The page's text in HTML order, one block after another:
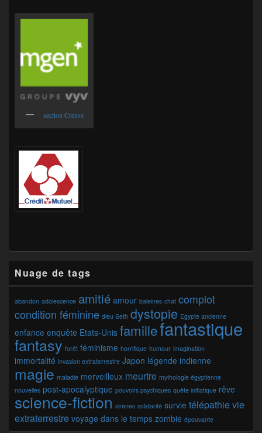
section Creuse
Nuage de tags
abandon adolescence amitié amour baleines chat complot
condition féminine dieu Seth dystopie Egypte ancienne
enfance enquête Etats-Unis famillefantastique
fantasy forêt féminisme horrifique humour imagination
immortalité invasion extraterrestre Japon légende indienne
magie maladie merveilleux meurtre mythologie égyptienne
nouvelles post-apocalyptique pouvoirs psychiques quête initiatique rêve
science-fiction sirènes solidarité survie télépathievie
extraterrestre voyage dans le temps zombie épouvante